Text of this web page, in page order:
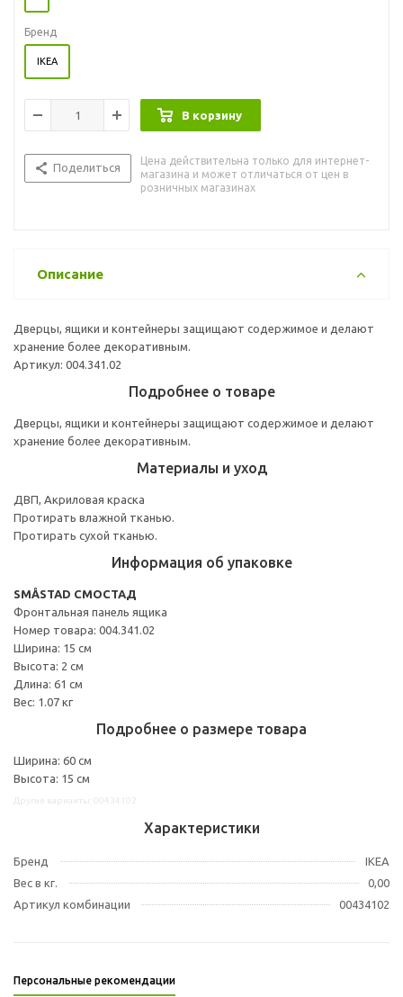
Бренд
IKEA
В корзину
Поделиться
Цена действительна только для интернет-
магазина и может отличаться от цен в
розничных магазинах
Описание
Дверцы, ящики и контейнеры защищают содержимое и делают
хранение более декоративным.
Артикул: 004.341.02
Подробнее о товаре
Дверцы, ящики и контейнеры защищают содержимое и делают
хранение более декоративным.
Материалы и уход
ДВП, Акриловая краска
Протирать влажной тканью.
Протирать сухой тканью.
Информация об упаковке
SMÅSTAD СМОСТАД
Фронтальная панель ящика
Номер товара: 004.341.02
Ширина: 15 см
Высота: 2 см
Длина: 61 см
Вес: 1.07 кг
Подробнее о размере товара
Ширина: 60 см
Высота: 15 см
Характеристики
Бренд
IKEA
Вес в кг.
0,00
Артикул комбинации
00434102
Персональные рекомендации